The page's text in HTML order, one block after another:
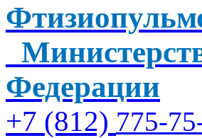
Федерации
+7 (812) 775-